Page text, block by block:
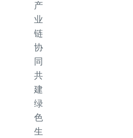
产
业
链
协
同
共
建
绿
色
生